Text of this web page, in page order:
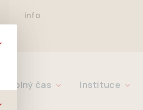
info
Volný čas Instituce